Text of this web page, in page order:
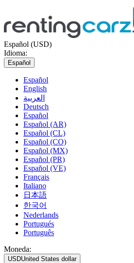
Español (USD)
Idioma:
Español
Español
English
العربية
Deutsch
Español
Español (AR)
Español (CL)
Español (CO)
Español (MX)
Español (PR)
Español (VE)
Français
Italiano
日本語
한국어
Nederlands
Portugués
Português
Moneda:
USDUnited States dollar